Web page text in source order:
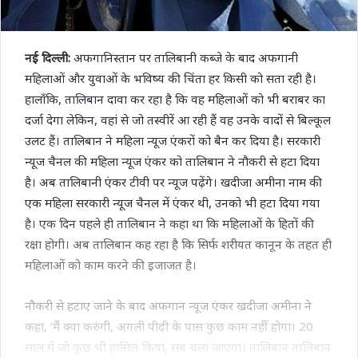
नई दिल्ली: अफगानिस्तान पर तालिबानी कब्जे के बाद अफगानी
महिलाओं और युवाओं के भविष्य की चिंता हर किसी को सता रही है।
हालाँकि, तालिबान दावा कर रहा है कि वह महिलाओं को भी बराबर का
दर्जा देगा लेकिन, वहां से जो तस्वीरें आ रही हैं वह उनके वादों से बिल्कूल
उलट हैं। तालिबान ने महिला न्यूज एंकरों को बैन कर दिया है। सरकारी
न्यूज चैनल की महिला न्यूज एंकर को तालिबान ने नौकरी से हटा दिया
है। अब तालिबानी एंकर टीवी पर न्यूज पढ़ेंगे। खदीजा अमीना नाम की
एक महिला सरकारी न्यूज चैनल में एंकर थी, उनको भी हटा दिया गया
है। एक दिन पहले ही तालिबान ने कहा था कि महिलाओं के हितों की
रक्षा होगी। अब तालिबान कह रहा है कि सिर्फ शरीयत कानून के तहत ही
महिलाओं को काम करने की इजाजत है।
नौकरी से हटाए जाने के बाद अफगान न्यूज एंकर खदीजा अमीना ने
कहा, ‘मैं क्या करुंगी, अगली पीढ़ी के पास कुछ काम नहीं होगा। 20
साल में जो कुछ भी हासिल किया, सब चला जाएगा। तालिबान तालिबान